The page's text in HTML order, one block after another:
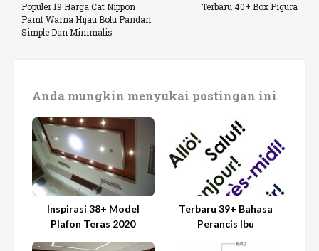
Terbaru 40+ Box Pigura
Populer 19 Harga Cat Nippon
Paint Warna Hijau Bolu Pandan
Simple Dan Minimalis
Anda mungkin menyukai postingan ini
Inspirasi 38+ Model
Plafon Teras 2020
Terbaru 39+ Bahasa
Perancis Ibu